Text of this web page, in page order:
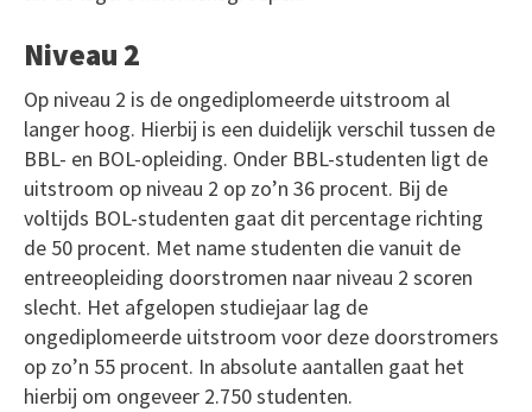
Niveau 2
Op niveau 2 is de ongediplomeerde uitstroom al
langer hoog. Hierbij is een duidelijk verschil tussen de
BBL- en BOL-opleiding. Onder BBL-studenten ligt de
uitstroom op niveau 2 op zo’n 36 procent. Bij de
voltijds BOL-studenten gaat dit percentage richting
de 50 procent. Met name studenten die vanuit de
entreeopleiding doorstromen naar niveau 2 scoren
slecht. Het afgelopen studiejaar lag de
ongediplomeerde uitstroom voor deze doorstromers
op zo’n 55 procent. In absolute aantallen gaat het
hierbij om ongeveer 2.750 studenten.